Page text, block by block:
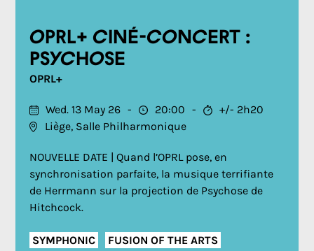
OPRL+ Ciné-concert :
Psychose
OPRL+
Wed. 13 May 26 20:00
+/- 2h20
Liège, Salle Philharmonique
NOUVELLE DATE | Quand l’OPRL pose, en
synchronisation parfaite, la musique terrifiante
de Herrmann sur la projection de Psychose de
Hitchcock.
SYMPHONIC
FUSION OF THE ARTS